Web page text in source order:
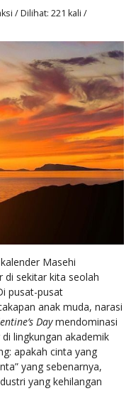
/ Dilihat: 221 kali /
Masehi
di sekitar kita seolah
pusat-pusat
anak muda, narasi
Daymendominasi
lingkungan akademik
apakah cinta yang
yang sebenarnya,
yang kehilangan